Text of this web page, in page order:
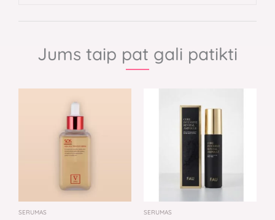
Jums taip pat gali patikti
SERUMAS SERUMAS